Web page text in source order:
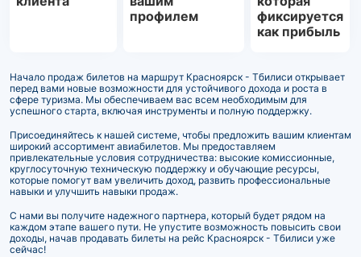
профилем
фиксируется
как прибыль
Начало продаж билетов на маршрут Красноярск - Тбилиси открывает
перед вами новые возможности для устойчивого дохода и роста в
сфере туризма. Мы обеспечиваем вас всем необходимым для
успешного старта, включая инструменты и полную поддержку.
Присоединяйтесь к нашей системе, чтобы предложить вашим клиентам
широкий ассортимент авиабилетов. Мы предоставляем
привлекательные условия сотрудничества: высокие комиссионные,
круглосуточную техническую поддержку и обучающие ресурсы,
которые помогут вам увеличить доход, развить профессиональные
навыки и улучшить навыки продаж.
С нами вы получите надежного партнера, который будет рядом на
каждом этапе вашего пути. Не упустите возможность повысить свои
доходы, начав продавать билеты на рейс Красноярск - Тбилиси уже
сейчас!